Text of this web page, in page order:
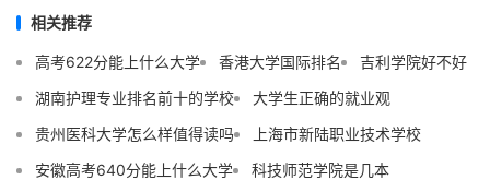
相关推荐
高考622分能上什么大学 香港大学国际排名
吉利学院好不好
湖南护理专业排名前十的学校
大学生正确的就业观
贵州医科大学怎么样值得读吗
上海市新陆职业技术学校
安徽高考640分能上什么大学
科技师范学院是几本